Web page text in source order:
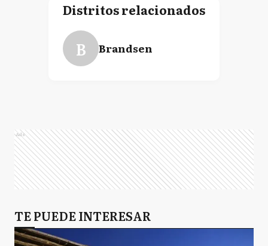
Distritos relacionados
B Brandsen
Ads
TE PUEDE INTERESAR